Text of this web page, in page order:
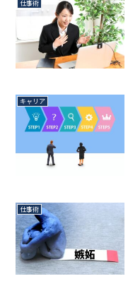
仕事術
キャリア
仕事術